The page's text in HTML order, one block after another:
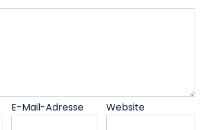
E-Mail-Adresse Website